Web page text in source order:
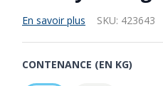
En savoir plus SKU: 423643
CONTENANCE (EN KG)